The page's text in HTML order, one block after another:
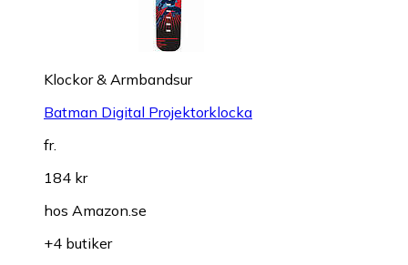
Klockor & Armbandsur
Batman Digital Projektorklocka
fr.
184 kr
hos Amazon.se
+4 butiker